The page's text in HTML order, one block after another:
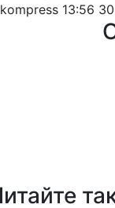
kompress 13:56